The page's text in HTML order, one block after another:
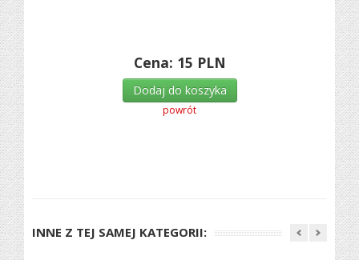
Cena: 15 PLN
Dodaj do koszyka
powrót
INNE Z TEJ SAMEJ KATEGORII: